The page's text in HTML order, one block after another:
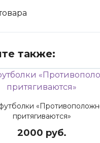
также:
притягиваются»
2000 руб.